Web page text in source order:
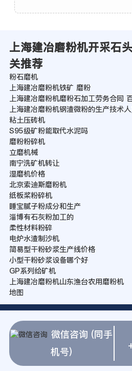
上海建冶磨粉机开采石
关推荐
粉石磨机
上海建冶磨粉机铁矿 磨粉
上海建冶磨粉机磨粉石加工劳务合同
上海建冶磨粉机钢渣微粉的生产技术
粘土压砖机
S95级矿粉能取代水泥吗
磨粉粉碎机
立磨机械
南宁洗矿机转让
湿磨机价格
北京索迪斯磨粉机
纸板桨粉碎机
睡宝腻子粉成分和生产
淄博有石灰粉加工的
柔性材料粉碎
电炉水渣制沙机
简易型干粉砂浆生产线价格
小型干粉砂浆设备哪个好
GP系列给矿机
上海建冶磨粉机山东渔台农用磨粉机
地图
微信咨询 (同手
机号)